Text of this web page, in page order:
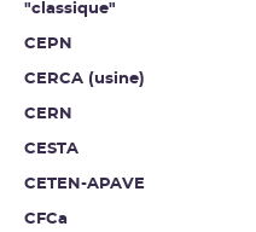
"classique"
CEPN
CERCA (usine)
CERN
CESTA
CETEN-APAVE
CFCa